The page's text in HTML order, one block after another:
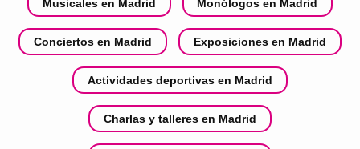
Musicales en Madrid Monólogos en Madrid
Conciertos en Madrid Exposiciones en Madrid
Actividades deportivas en Madrid
Charlas y talleres en Madrid